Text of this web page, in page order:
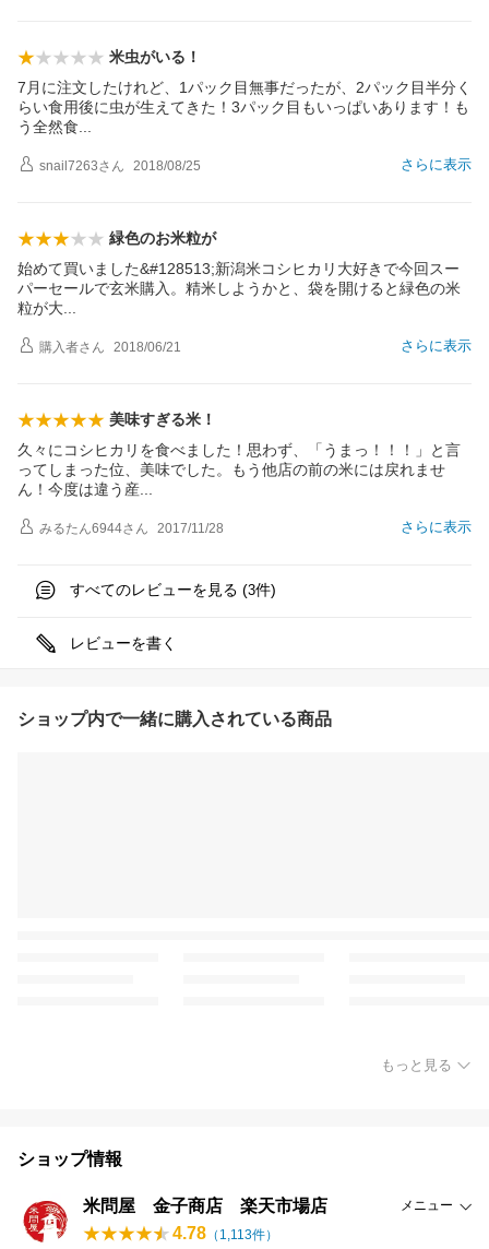
米虫がいる！
7月に注文したけれど、1パック目無事だったが、2パック目半分く
らい食用後に虫が生えてきた！3パック目もいっぱいあります！も
う全然食
さらに表示
snail7263さん 2018/08/25
緑色のお米粒が
始めて買いました&#128513;新潟米コシヒカリ大好きで今回スー
パーセールで玄米購入。精米しようかと、袋を開けると緑色の米
粒が大
さらに表示
購入者さん 2018/06/21
美味すぎる米！
久々にコシヒカリを食べました！思わず、「うまっ！！！」と言
ってしまった位、美味でした。もう他店の前の米には戻れませ
ん！今度は違う 産
さらに表示
みるたん6944さん 2017/11/28
すべてのレビューを見る (3件)
レビューを書く
ショップ内で一緒に購入されている商品
もっと見る
ショップ情報
米問屋 金子商店 楽天市場店 メニュー
4.78 （ 1,113件）